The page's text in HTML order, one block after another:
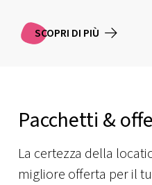
SCOPRI DI PIÙ
Pacchetti &
La certezza della
migliore offerta per il